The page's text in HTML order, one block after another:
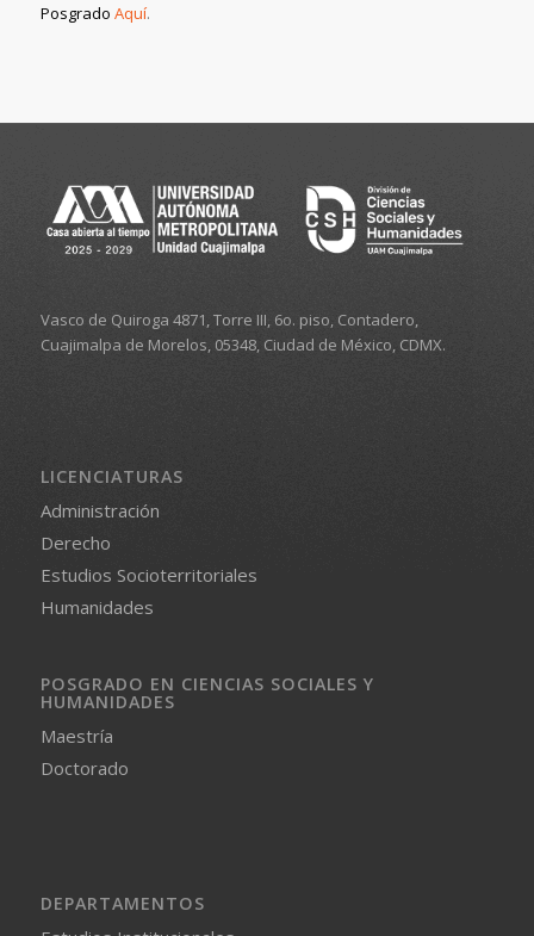
Posgrado Aquí.
Vasco de Quiroga 4871, Torre III, 6o. piso, Contadero,
Cuajimalpa de Morelos, 05348, Ciudad de México, CDMX.
LICENCIATURAS
Administración
Derecho
Estudios Socioterritoriales
Humanidades
POSGRADO EN CIENCIAS SOCIALES Y
HUMANIDADES
Maestría
Doctorado
DEPARTAMENTOS